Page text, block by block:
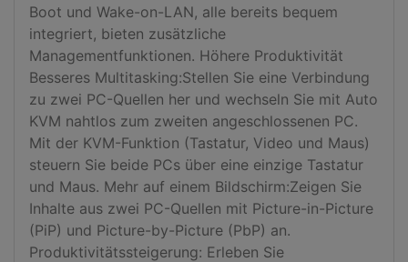
Boot und Wake-on-LAN, alle bereits bequem
integriert, bieten zusätzliche
Managementfunktionen. Höhere Produktivität
Besseres Multitasking:Stellen Sie eine Verbindung
zu zwei PC-Quellen her und wechseln Sie mit Auto
KVM nahtlos zum zweiten angeschlossenen PC.
Mit der KVM-Funktion (Tastatur, Video und Maus)
steuern Sie beide PCs über eine einzige Tastatur
und Maus. Mehr auf einem Bildschirm:Zeigen Sie
Inhalte aus zwei PC-Quellen mit Picture-in-Picture
(PiP) und Picture-by-Picture (PbP) an.
Produktivitätssteigerung: Erleben Sie